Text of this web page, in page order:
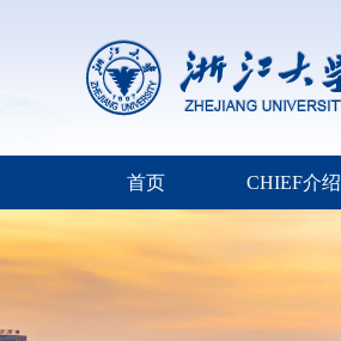
首页 CHIEF介绍